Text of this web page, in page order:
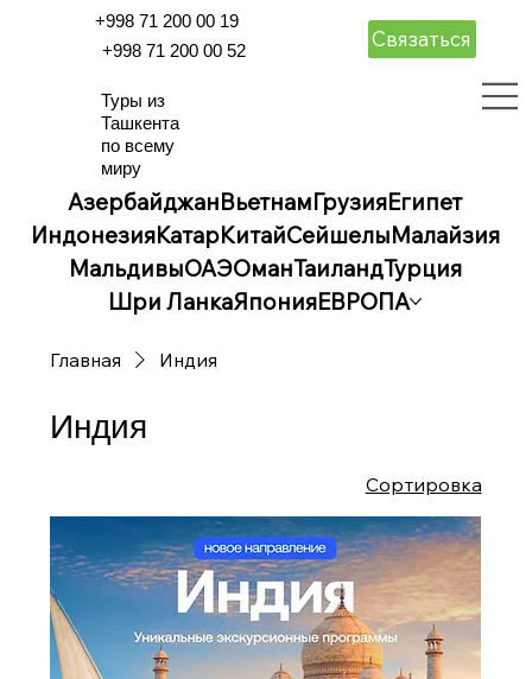
+998 71 200 00 19
+998 71 200 00 52
Связаться
Туры из
Ташкента
по всему
миру
АзербайджанВьетнамГрузияЕгипет
ИндонезияКатарКитайСейшелыМалайзия
МальдивыОАЭОманТаиландТурция
Шри ЛанкаЯпонияЕВРОПА
Главная Индия
Индия
Сортировка